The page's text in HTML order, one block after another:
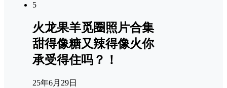
5
火龙果羊觅圈照片合集
甜得像糖又辣得像火你
承受得住吗？！
25年6月29日